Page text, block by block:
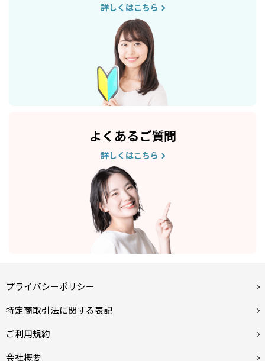
詳しくはこちら
よくあるご質問
詳しくはこちら
プライバシーポリシー
特定商取引法に関する表記
ご利用規約
会社概要